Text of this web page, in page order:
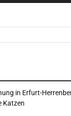
in Erfurt-
Katzen